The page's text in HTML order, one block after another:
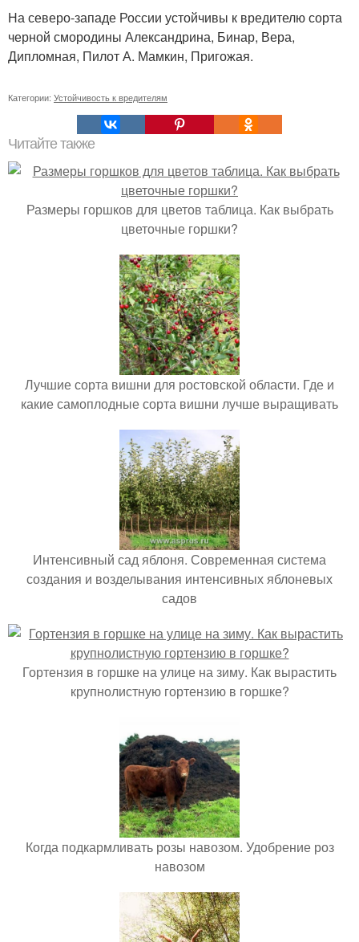
На северо-западе России устойчивы к вредителю сорта
черной смородины Александрина, Бинар, Вера,
Дипломная, Пилот А. Мамкин, Пригожая.
Категории: Устойчивость к вредителям
Читайте также
Размеры горшков для цветов таблица. Как выбрать
цветочные горшки?
Лучшие сорта вишни для ростовской области. Где и
какие самоплодные сорта вишни лучше выращивать
Интенсивный сад яблоня. Современная система
создания и возделывания интенсивных яблоневых
садов
Гортензия в горшке на улице на зиму. Как вырастить
крупнолистную гортензию в горшке?
Когда подкармливать розы навозом. Удобрение роз
навозом